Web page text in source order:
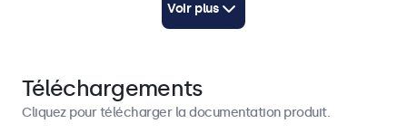
Contient
Voir plus
Téléchargements
Cliquez pour télécharger la documentation produit.